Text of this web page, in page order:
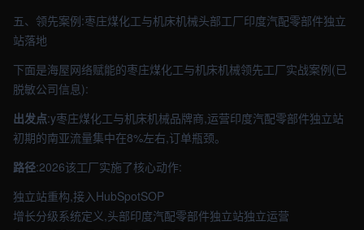
五、领先案例:枣庄煤化工与机床机械头部工厂印度汽配零部件独立
站落地
下面是海屋网络赋能的枣庄煤化工与机床机械领先工厂实战案例(已
脱敏公司信息):
出发点:y枣庄煤化工与机床机械品牌商,运营印度汽配零部件独立站
初期的南亚流量集中在8%左右,订单瓶颈。
路径:2026该工厂实施了核心动作:
独立站重构,接入HubSpotSOP
增长分级系统定义,头部印度汽配零部件独立站独立运营